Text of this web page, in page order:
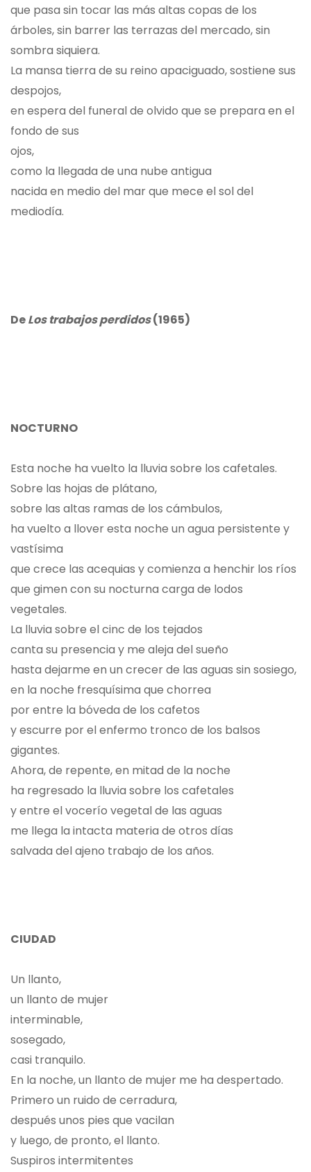
que pasa sin tocar las más altas copas de los
árboles, sin barrer las terrazas del mercado, sin
sombra siquiera.
La mansa tierra de su reino apaciguado, sostiene sus
despojos,
en espera del funeral de olvido que se prepara en el
fondo de sus
ojos,
como la llegada de una nube antigua
nacida en medio del mar que mece el sol del
mediodía.
DeLos trabajos perdidos(1965)
NOCTURNO
Esta noche ha vuelto la lluvia sobre los cafetales.
Sobre las hojas de plátano,
sobre las altas ramas de los cámbulos,
ha vuelto a llover esta noche un agua persistente y
vastísima
que crece las acequias y comienza a henchir los ríos
que gimen con su nocturna carga de lodos
vegetales.
La lluvia sobre el cinc de los tejados
canta su presencia y me aleja del sueño
hasta dejarme en un crecer de las aguas sin sosiego,
en la noche fresquísima que chorrea
por entre la bóveda de los cafetos
y escurre por el enfermo tronco de los balsos
gigantes.
Ahora, de repente, en mitad de la noche
ha regresado la lluvia sobre los cafetales
y entre el vocerío vegetal de las aguas
me llega la intacta materia de otros días
salvada del ajeno trabajo de los años.
CIUDAD
Un llanto,
un llanto de mujer
interminable,
sosegado,
casi tranquilo.
En la noche, un llanto de mujer me ha despertado.
Primero un ruido de cerradura,
después unos pies que vacilan
y luego, de pronto, el llanto.
Suspiros intermitentes